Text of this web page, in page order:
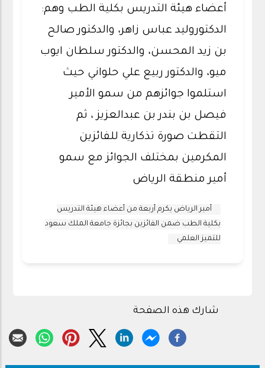
أعضاء هيئة التدريس بكلية الطب وهم:
الدكتوروليد عباس زاهر، والدكتور صالح
بن زيد المحسن، والدكتور سلطان ايوب
ميو، والدكتور ربيع علي حلواني حيث
استلموا جوائزهم من سمو الأمير
فيصل بن بندر بن عبدالعزيز ، ثم
التقطت صورة تذكارية للفائزين
المكرمين بمختلف الجوائز مع سمو
أمير منطقة الرياض
أمير الرياض يكرم أربعة من أعضاء هيئة التدريس
بكلية الطب ضمن الفائزين بجائزة جامعة الملك سعود
للتميز العلمي
شارك هذه الصفحة